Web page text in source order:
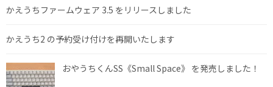
かえうちファームウェア 3.5 をリリースしました
かえうち2 の予約受け付けを再開いたします
おやうちくんSS《Small Space》 を発売しました！